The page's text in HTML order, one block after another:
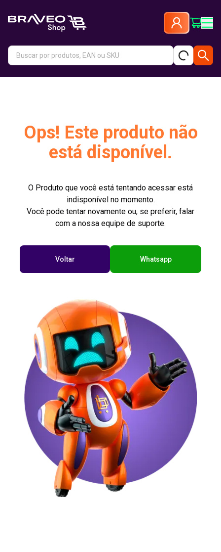
Ops! Este produto não
está disponível.
O Produto que você está tentando acessar está
indisponível no momento.
Você pode tentar novamente ou, se preferir, falar
com a nossa equipe de suporte.
Voltar Whatsapp